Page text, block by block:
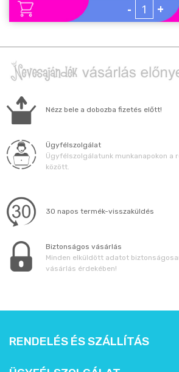
Névnapi ajándékok
Sport/Hobbi szerint
Állatos ajándéktárgyak
- +
Nézz bele a dobozba fizetés előtt!
Ügyfélszolgálat
Ügyfélszolgálatunk munkanapokon a
között.
30 napos termék-visszaküldés
Biztonságos vásárlás
Minden elküldött adatot
vásárlás érdekében!
RENDELÉS ÉS SZÁLLÍTÁS